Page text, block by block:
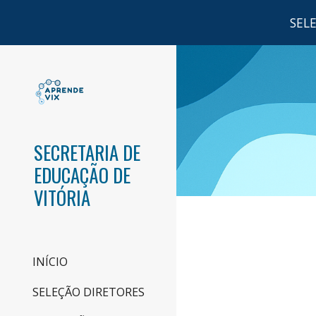
SECRETARIA DE
EDUCAÇÃO DE
VITÓRIA
INÍCIO
SELEÇÃO DIRETORES